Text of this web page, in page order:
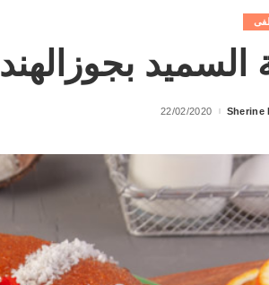
السميد بجوزالهند
Sherine
22/02/2020